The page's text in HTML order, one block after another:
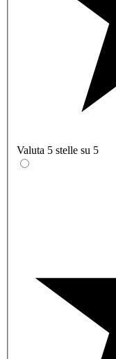
Valuta 5 stelle su 5